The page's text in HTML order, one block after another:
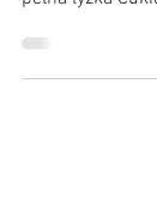
szklanki Jajka 2
pełna łyżka